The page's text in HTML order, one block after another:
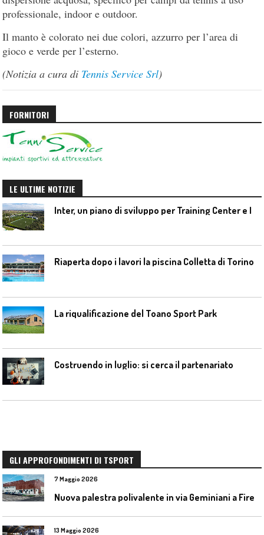
professionale, indoor e outdoor.
Il manto è colorato nei due colori, azzurro per l’area di
gioco e verde per l’esterno.
(Notizia a cura di Tennis Service Srl)
FORNITORI
LE ULTIME NOTIZIE
Riaperta dopo i lavori la piscina Colletta di Torino
La riqualificazione del Toano Sport Park
Costruendo in luglio: si cerca il partenariato
GLI APPROFONDIMENTI DI TSPORT
7 Maggio 2026
13 Maggio 2026